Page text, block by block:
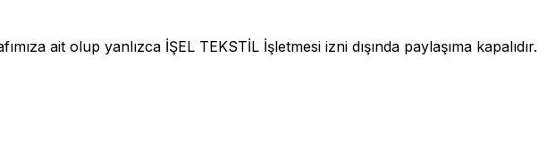
ait olup yanlızca İŞEL TEKSTİL İşletmesi izni dışında paylaşıma kapalıdır.